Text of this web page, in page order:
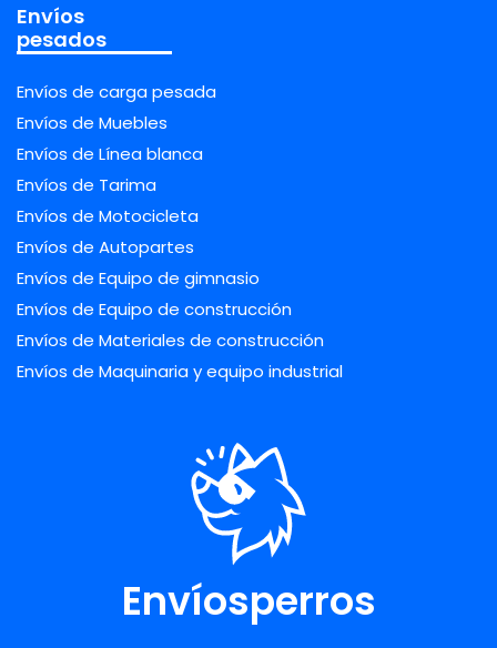
Envíos
pesados
Envíos de carga pesada
Envíos de Muebles
Envíos de Línea blanca
Envíos de Tarima
Envíos de Motocicleta
Envíos de Autopartes
Envíos de Equipo de gimnasio
Envíos de Equipo de construcción
Envíos de Materiales de construcción
Envíos de Maquinaria y equipo industrial
Envíosperros